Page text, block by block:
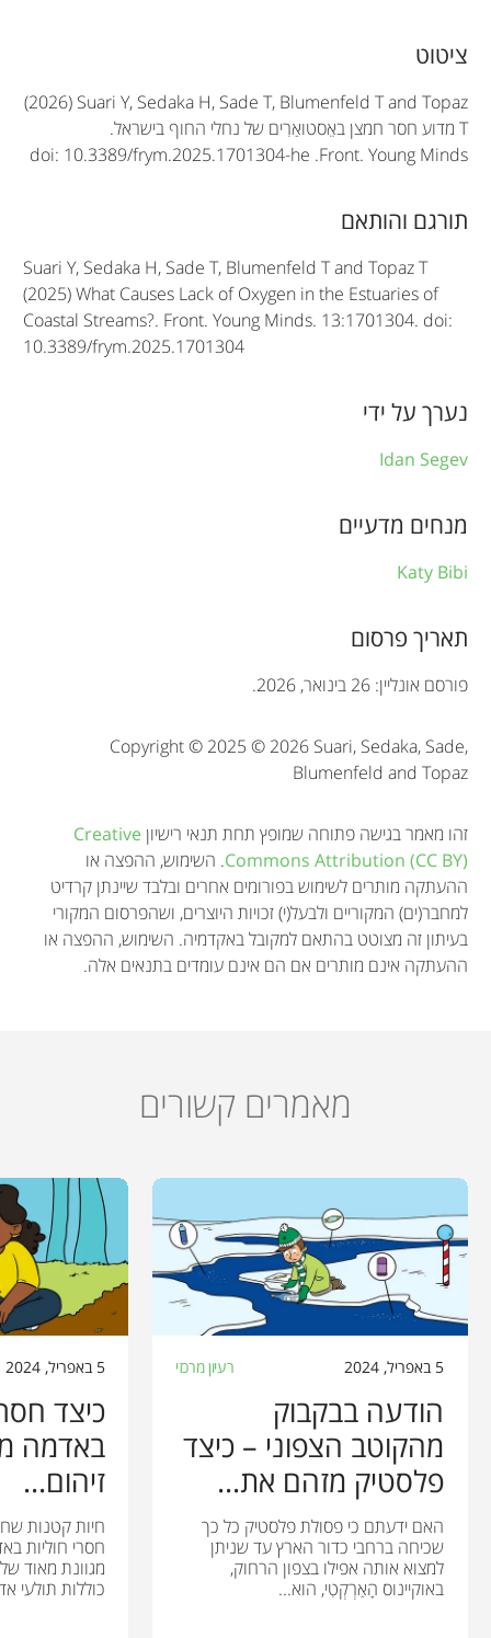
A
r
t
i
c
f
o
m
a
i
o
ציטוט
(2026) Suari Y, Sedaka H, Sade T, Blumenfeld T and Topaz
Tמדוע חסר חמצן באֵסטואַרִים של נחלי החוף בישראל.
Front. Young Minds
.
doi: 10.3389/frym.2025.1701304-he
תורגם והותאם
Suari Y, Sedaka H, Sade T, Blumenfeld T and Topaz T
(2025) What Causes Lack of Oxygen in the Estuaries of
Coastal Streams?. Front. Young Minds. 13:1701304. doi:
10.3389/frym.2025.1701304
נערך על ידי
Idan Segev
מנחים מדעיים
Katy Bibi
תאריך פרסום
פורסם אונליין: 26 בינואר, 2026.
Copyright © 2025 © 2026 Suari, Sedaka, Sade,
Blumenfeld and Topaz
זהו מאמר בגישה פתוחה שמופץ תחת תנאי רישיון Creative
Commons Attribution (CC BY). השימוש, ההפצה או
ההעתקה מותרים לשימוש בפורומים אחרים ובלבד שיינתן קרדיט
למחבר(ים) המקוריים ולבעל(י) זכויות היוצרים, ושהפרסום המקורי
בעיתון זה מצוטט בהתאם למקובל באקדמיה. השימוש, ההפצה או
ההעתקה אינם מותרים אם הם אינם עומדים בתנאים אלה.
מאמרים קשורים
5 באפריל, 2024 רעיון מרכזי
הודעה בבקבוק
מהקוטב הצפוני – כיצד
פלסטיק מזהם את...
האם ידעתם כי פסולת פלסטיק כל כך
שכיחה ברחבי כדור הארץ עד שניתן
למצוא אותה אפילו בצפון הרחוק,
באוקיינוס הָאַרְקְטִי, הוא...
5 באפריל, 2024
כיצד
באדמה
זיהום...
חיות קטנות
חסרי חוליות
מגוונת מאוד
כוללות תולעי